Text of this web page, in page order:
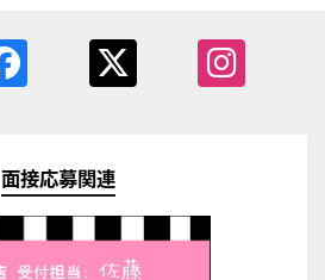
面接応募関連